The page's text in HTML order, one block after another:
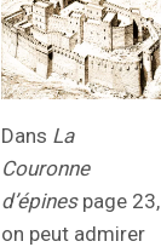
Dans La
Couronne
d’épinespage 23,
on peut admirer